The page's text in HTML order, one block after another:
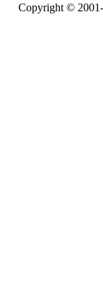
Copyright ©